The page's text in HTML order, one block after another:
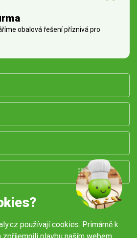
obalová řešení příznivá pro
používají cookies. Primárně k